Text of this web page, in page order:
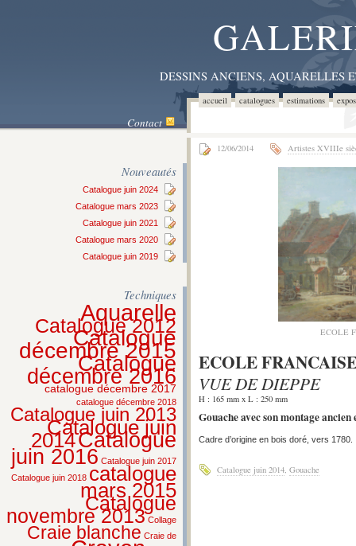
DESSINS ANCIENS,
accueil catalogues estimations
Contact
Nouveautés
Catalogue juin 2024
Catalogue mars 2023
Catalogue juin 2021
Catalogue mars 2020
Catalogue juin 2019
Techniques
Aquarelle
Catalogue 2012
Catalogue
décembre 2015
Catalogue
décembre 2016
catalogue décembre 2017
catalogue décembre 2018
Catalogue juin 2013
Catalogue juin
2014Catalogue
juin 2016 Catalogue juin 2017
Catalogue juin 2018 catalogue
mars 2015
Catalogue
novembre 2013 Collage
Craie blanche Craie de
12/06/2014 Artistes XVIIIe
ECOLE
ECOLE
VUE DE DIEPPE
H : 165 mm x L : 250 mm
Gouache avec son montage
Cadre d’origine en bois doré, vers 1780.
Catalogue juin 2014 Gouache